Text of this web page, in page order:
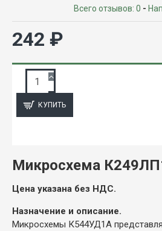
Всего отзывов: 0 -
242 ₽
КУПИТЬ
Микросхема
Цена указана без НДС.
Назначение и описание.
Микросхемы К544УД1А